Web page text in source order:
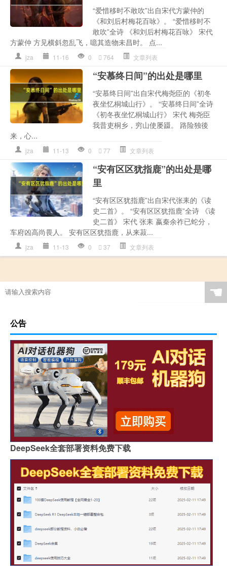
“爱惜移时不敢吹”出自宋代方蒙仲的
《和刘后村梅花百咏》。 “爱惜移时不
敢吹”全诗 《和刘后村梅花百咏》 宋代
方蒙仲 方见横斜忽乱飞，噫其造物未昌时。 点...
jza 11-16 0 764 文章列表
“安慕终日间”的出处是哪里
“安慕终日间”出自宋代梅尧臣的《初冬
夜坐忆桐城山行》。 “安慕终日间”全诗
《初冬夜坐忆桐城山行》 宋代 梅尧臣
我昔吏桐乡，穷山使屡蹑。 路险独後
来，心...
jza 11-13 0 77 文章列表
“安有区区犹指鹿”的出处是哪
里
“安有区区犹指鹿”出自宋代张耒的《读
史二首》。 “安有区区犹指鹿”全诗 《读
史二首》 宋代 张耒 嬴秦余祚已蛇分，
车府凶高尚畏人。 安有区区犹指鹿，从来菽...
jza 11-13 0 37 文章列表
☚
公告
DeepSeek全套部署资料免费下载